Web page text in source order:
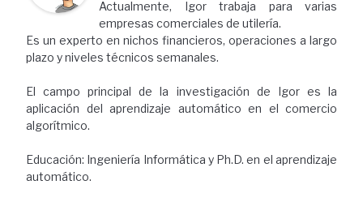
Actualmente, Igor trabaja para varias
empresas comerciales de utilería.
Es un experto en nichos financieros, operaciones a largo
plazo y niveles técnicos semanales.
El campo principal de la investigación de Igor es la
aplicación del aprendizaje automático en el comercio
algorítmico.
Educación: Ingeniería Informática y Ph.D. en el aprendizaje
automático.